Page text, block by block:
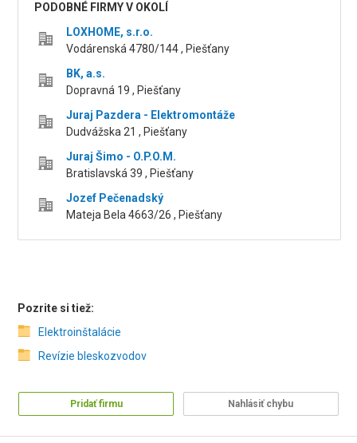
PODOBNÉ FIRMY V OKOLÍ
LOXHOME, s.r.o.
Vodárenská 4780/144 , Piešťany
BK, a.s.
Dopravná 19 , Piešťany
Juraj Pazdera - Elektromontáže
Dudvážska 21 , Piešťany
Juraj Šimo - O.P.O.M.
Bratislavská 39 , Piešťany
Jozef Pečenadský
Mateja Bela 4663/26 , Piešťany
Pozrite si tiež:
Elektroinštalácie
Revízie bleskozvodov
Pridať firmu Nahlásiť chybu